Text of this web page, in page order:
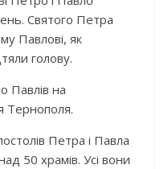
Святого Петра
Павлові, як
голову.
Павлів на
Тернополя.
Петра і Павла
50 храмів. Усі вони